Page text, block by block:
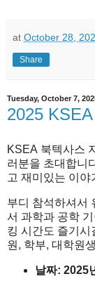
at October 28,
Share
Tuesday, October 7,
2025
KSEA 북텍사스
러분을 초대합니
고 재미있는 이야
부디 참석하셔서
서 과학과 공학
킹 시간도 즐기시
원 , 학부, 대학원생
날짜: 2025